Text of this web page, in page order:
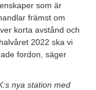
som är
främst om
korta avstånd och
2022 ska vi
fordon, säger
nya station med